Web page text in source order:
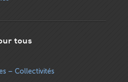
tous
– Collectivités